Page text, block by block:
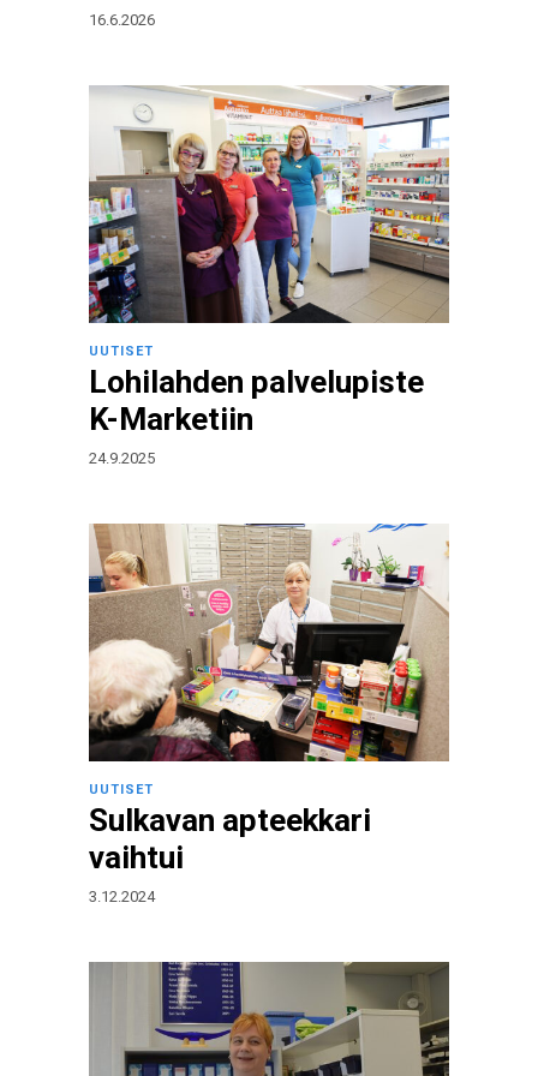
16.6.2026
UUTISET
Lohilahden palvelupiste
K-Marketiin
24.9.2025
UUTISET
Sulkavan apteekkari
vaihtui
3.12.2024